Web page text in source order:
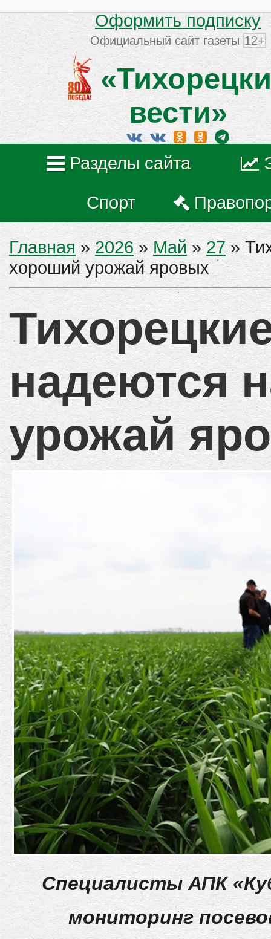
Оформить подписку
Официальный сайт газеты 12+
вести»
Разделы сайта
Спорт
Главная » 2026 » Май » 27»
хороший урожай яровых
надеются
урожай
Специалисты АПК
мониторинг